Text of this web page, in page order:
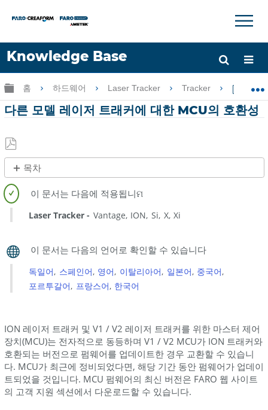
Knowledge Base
언어
도움 받기 로그인
×
글로벌 계층 확장/축소
홈 하드웨어 Laser Tracker Tracker 다른
다른 모델 레이저 트래커에 대한 MCU의 호환성
PDF
로
저
장
목차
제
목
없
음
Laser Tracker Vantage ION Si X Xi
독일어 스페인어 영어 이탈리아어 일본어 중국어
포르투갈어 프랑스어 한국어
ION 레이저 트래커 및 V1 / V2 레이저 트래커를 위한 마스터 제어
장치(MCU)는 전자적으로 동등하며 V1 / V2 MCU가 ION 트래커와
호환되는 버전으로 펌웨어를 업데이트한 경우 교환할 수 있습니
다. MCU가 최근에 정비되었다면, 해당 기간 동안 펌웨어가 업데이
트되었을 것입니다. MCU 펌웨어의 최신 버전은 FARO 웹 사이트
의 고객 지원 섹션에서 다운로드할 수 있습니다.